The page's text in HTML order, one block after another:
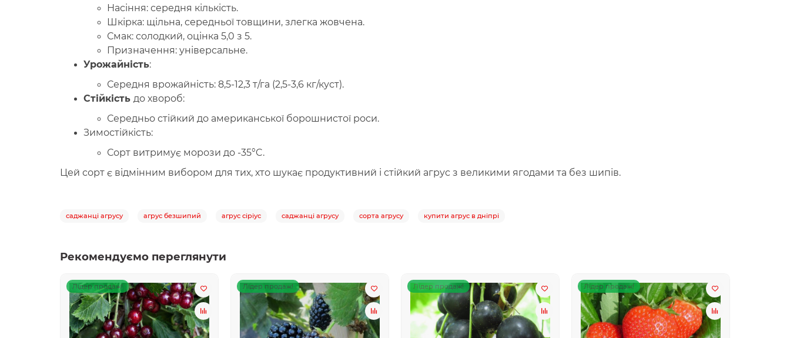
Насіння: середня кількість.
Шкірка: щільна, середньої товщини, злегка жовчена.
Смак: солодкий, оцінка 5,0 з 5.
Призначення: універсальне.
Урожайність:
Середня врожайність: 8,5-12,3 т/га (2,5-3,6 кг/куст).
Стійкість до хвороб:
Середньо стійкий до американської борошнистої роси.
Зимостійкість:
Сорт витримує морози до -35°C.
Цей сорт є відмінним вибором для тих, хто шукає продуктивний і стійкий агрус з великими ягодами та без шипів.
саджанці агрусу агрус безшипий агрус сіріус саджанці агрусу сорта агрусу купити агрус в дніпрі
Рекомендуємо переглянути
Лідер продаж! Лідер продаж! Лідер продаж! Лідер продаж!